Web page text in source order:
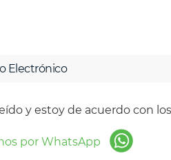
y estoy de acuerdo con los
por WhatsApp